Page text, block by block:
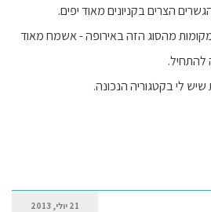
הצרים בקניונים מאוד יפים.
מהסוג הזה באירופה - אשמח מאוד
להתחיל.
לי בקטגוריה הנכונה.
21 יולי, 2013